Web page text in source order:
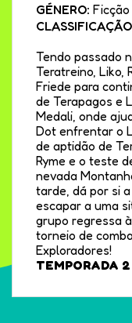
GÉNERO:
Tendo passado
Teratreino, Liko,
Friede para
de Terapagos e
Medali, onde
Dot enfrentar o
de aptidão de
Ryme e o teste
nevada
tarde, dá por si
escapar a uma
grupo regressa
torneio de
Exploradores!
TEMPORADA 2